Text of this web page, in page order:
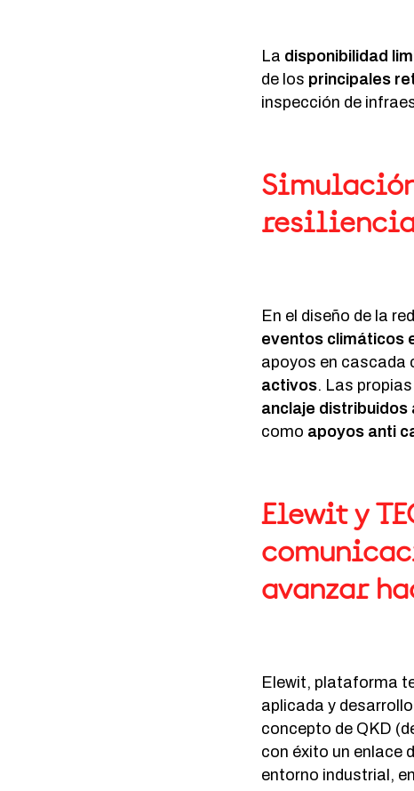
La disponibilidad
de los principales
inspección de
resiliencia
En el diseño de la
eventos climáticos
apoyos en cascada
activos. Las
anclaje distribuidos
como apoyos anti
Elewit y
avanzar
Elewit, plataforma
aplicada y
concepto de QKD
con éxito un enlace
entorno industrial,